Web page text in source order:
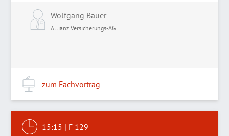
Wolfgang Bauer
Allianz Versicherungs-AG
zum Fachvortrag
15:15 | F 129